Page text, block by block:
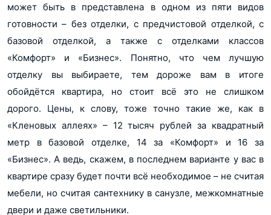
может быть в представлена в одном из пяти видов
готовности – без отделки, с предчистовой отделкой, с
базовой отделкой, а также с отделками классов
«Комфорт» и «Бизнес». Понятно, что чем лучшую
отделку вы выбираете, тем дороже вам в итоге
обойдётся квартира, но стоит всё это не слишком
дорого. Цены, к слову, тоже точно такие же, как в
«Кленовых аллеях» – 12 тысяч рублей за квадратный
метр в базовой отделке, 14 за «Комфорт» и 16 за
«Бизнес». А ведь, скажем, в последнем варианте у вас в
квартире сразу будет почти всё необходимое – не считая
мебели, но считая сантехнику в санузле, межкомнатные
двери и даже светильники.